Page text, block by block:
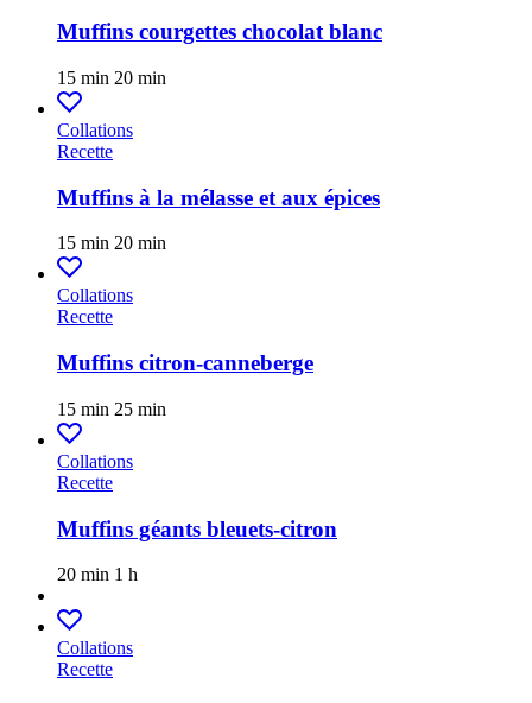
Muffins courgettes chocolat blanc
15 min 20 min
Collations
Recette
Muffins à la mélasse et aux épices
15 min 20 min
Collations
Recette
Muffins citron-canneberge
15 min 25 min
Collations
Recette
Muffins géants bleuets-citron
20 min 1 h
Collations
Recette